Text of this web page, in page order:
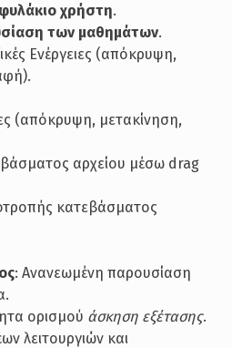
χρήστη.
των μαθημάτων.
Ενέργειες (απόκρυψη,
(απόκρυψη, μετακίνηση,
αρχείου μέσω drag
κατεβάσματος
: Ανανεωμένη παρουσίαση
ορισμού άσκηση εξέτασης.
λειτουργιών και